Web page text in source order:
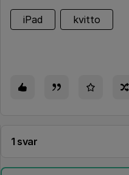
iPad kvitto
1 svar